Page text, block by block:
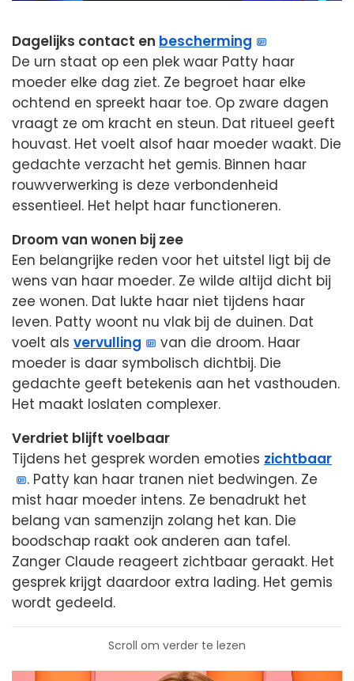
Dagelijks contact en bescherming
De urn staat op een plek waar Patty haar
moeder elke dag ziet. Ze begroet haar elke
ochtend en spreekt haar toe. Op zware dagen
vraagt ze om kracht en steun. Dat ritueel geeft
houvast. Het voelt alsof haar moeder waakt. Die
gedachte verzacht het gemis. Binnen haar
rouwverwerking is deze verbondenheid
essentieel. Het helpt haar functioneren.
Droom van wonen bij zee
Een belangrijke reden voor het uitstel ligt bij de
wens van haar moeder. Ze wilde altijd dicht bij
zee wonen. Dat lukte haar niet tijdens haar
leven. Patty woont nu vlak bij de duinen. Dat
voelt als vervulling
van die droom. Haar
moeder is daar symbolisch dichtbij. Die
gedachte geeft betekenis aan het vasthouden.
Het maakt loslaten complexer.
Verdriet blijft voelbaar
Tijdens het gesprek worden emoties zichtbaar
. Patty kan haar tranen niet bedwingen. Ze
mist haar moeder intens. Ze benadrukt het
belang van samenzijn zolang het kan. Die
boodschap raakt ook anderen aan tafel.
Zanger Claude reageert zichtbaar geraakt. Het
gesprek krijgt daardoor extra lading. Het gemis
wordt gedeeld.
Scroll om verder te lezen